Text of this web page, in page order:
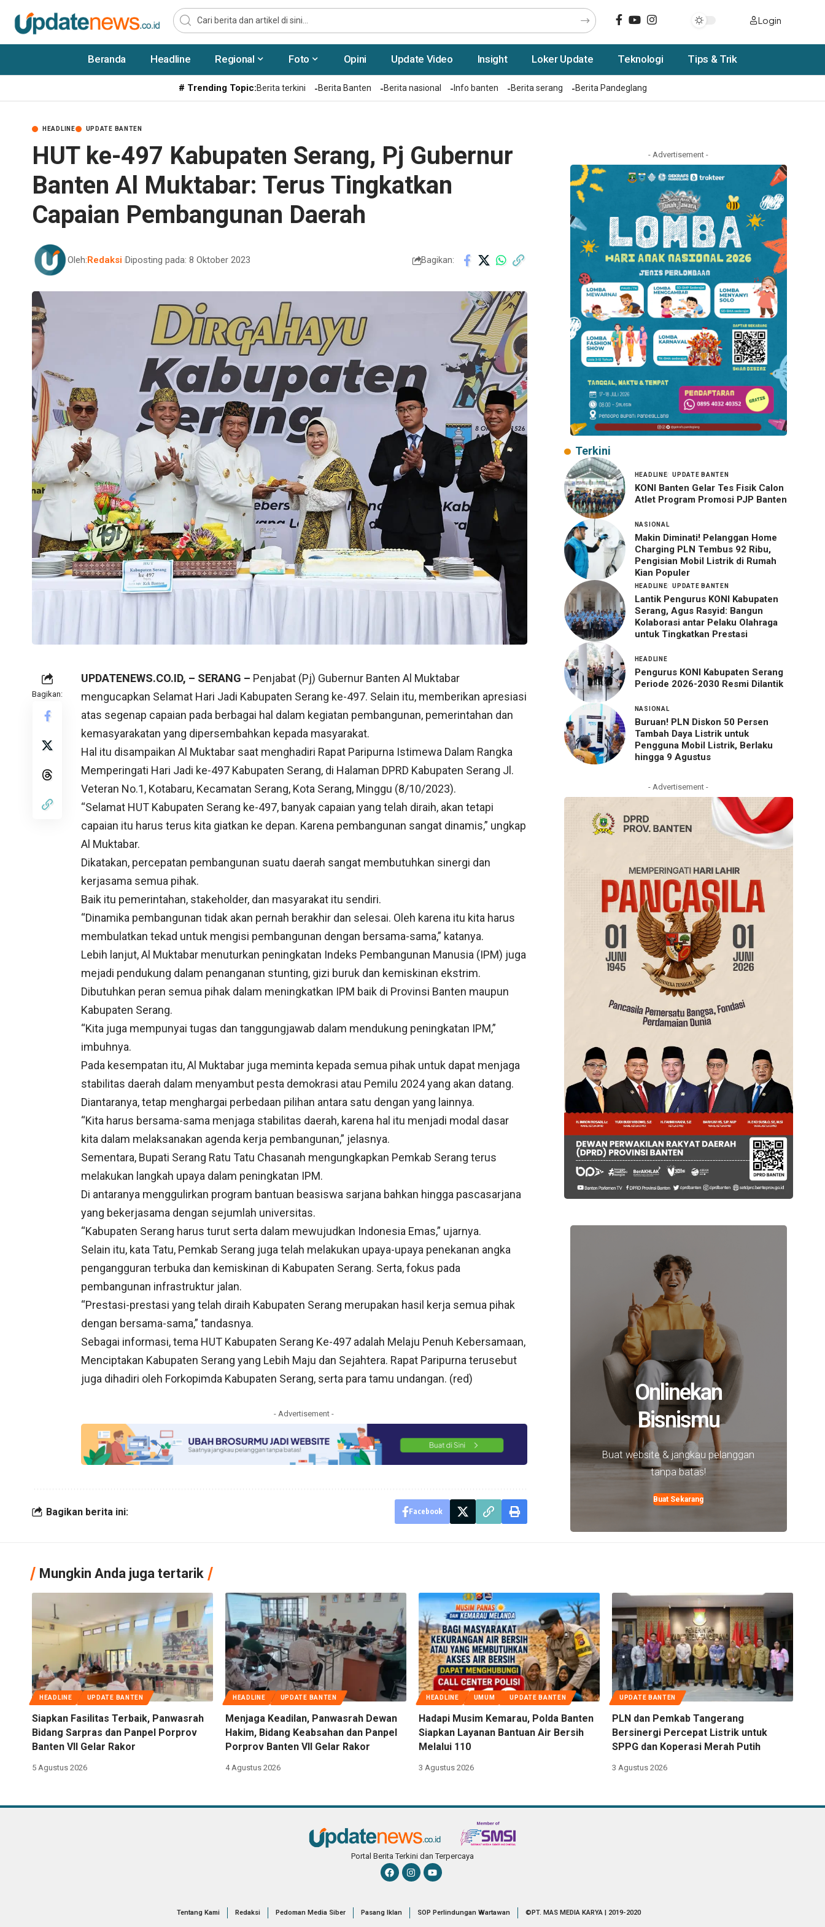
Login
Beranda Headline Regional Foto Opini Update Video Insight Loker Update Teknologi Tips & Trik
# Trending Topic:Berita terkini Berita Banten Berita nasional Info banten Berita serang Berita Pandeglang
HEADLINE UPDATE BANTEN
HUT ke-497 Kabupaten Serang, Pj Gubernur
Banten Al Muktabar: Terus Tingkatkan
Capaian Pembangunan Daerah
Oleh: Redaksi Diposting pada: 8 Oktober 2023 Bagikan:
Bagikan:
UPDATENEWS.CO.ID, – SERANG – Penjabat (Pj) Gubernur Banten Al Muktabar
mengucapkan Selamat Hari Jadi Kabupaten Serang ke-497. Selain itu, memberikan apresiasi
atas segenap capaian pada berbagai hal dalam kegiatan pembangunan, pemerintahan dan
kemasyarakatan yang dipersembahkan kepada masyarakat.
Hal itu disampaikan Al Muktabar saat menghadiri Rapat Paripurna Istimewa Dalam Rangka
Memperingati Hari Jadi ke-497 Kabupaten Serang, di Halaman DPRD Kabupaten Serang Jl.
Veteran No.1, Kotabaru, Kecamatan Serang, Kota Serang, Minggu (8/10/2023).
“Selamat HUT Kabupaten Serang ke-497, banyak capaian yang telah diraih, akan tetapi
capaian itu harus terus kita giatkan ke depan. Karena pembangunan sangat dinamis,” ungkap
Al Muktabar.
Dikatakan, percepatan pembangunan suatu daerah sangat membutuhkan sinergi dan
kerjasama semua pihak.
Baik itu pemerintahan, stakeholder, dan masyarakat itu sendiri.
“Dinamika pembangunan tidak akan pernah berakhir dan selesai. Oleh karena itu kita harus
membulatkan tekad untuk mengisi pembangunan dengan bersama-sama,” katanya.
Lebih lanjut, Al Muktabar menuturkan peningkatan Indeks Pembangunan Manusia (IPM) juga
mejadi pendukung dalam penanganan stunting, gizi buruk dan kemiskinan ekstrim.
Dibutuhkan peran semua pihak dalam meningkatkan IPM baik di Provinsi Banten maupun
Kabupaten Serang.
“Kita juga mempunyai tugas dan tanggungjawab dalam mendukung peningkatan IPM,”
imbuhnya.
Pada kesempatan itu, Al Muktabar juga meminta kepada semua pihak untuk dapat menjaga
stabilitas daerah dalam menyambut pesta demokrasi atau Pemilu 2024 yang akan datang.
Diantaranya, tetap menghargai perbedaan pilihan antara satu dengan yang lainnya.
“Kita harus bersama-sama menjaga stabilitas daerah, karena hal itu menjadi modal dasar
kita dalam melaksanakan agenda kerja pembangunan,” jelasnya.
Sementara, Bupati Serang Ratu Tatu Chasanah mengungkapkan Pemkab Serang terus
melakukan langkah upaya dalam peningkatan IPM.
Di antaranya menggulirkan program bantuan beasiswa sarjana bahkan hingga pascasarjana
yang bekerjasama dengan sejumlah universitas.
“Kabupaten Serang harus turut serta dalam mewujudkan Indonesia Emas,” ujarnya.
Selain itu, kata Tatu, Pemkab Serang juga telah melakukan upaya-upaya penekanan angka
pengangguran terbuka dan kemiskinan di Kabupaten Serang. Serta, fokus pada
pembangunan infrastruktur jalan.
“Prestasi-prestasi yang telah diraih Kabupaten Serang merupakan hasil kerja semua pihak
dengan bersama-sama,” tandasnya.
Sebagai informasi, tema HUT Kabupaten Serang Ke-497 adalah Melaju Penuh Kebersamaan,
Menciptakan Kabupaten Serang yang Lebih Maju dan Sejahtera. Rapat Paripurna terusebut
juga dihadiri oleh Forkopimda Kabupaten Serang, serta para tamu undangan. (red)
- Advertisement -
Bagikan berita ini: Facebook
- Advertisement -
Terkini
HEADLINE UPDATE BANTEN
KONI Banten Gelar Tes Fisik Calon
Atlet Program Promosi PJP Banten
NASIONAL
Makin Diminati! Pelanggan Home
Charging PLN Tembus 92 Ribu,
Pengisian Mobil Listrik di Rumah
Kian Populer
HEADLINE UPDATE BANTEN
Lantik Pengurus KONI Kabupaten
Serang, Agus Rasyid: Bangun
Kolaborasi antar Pelaku Olahraga
untuk Tingkatkan Prestasi
HEADLINE
Pengurus KONI Kabupaten Serang
Periode 2026-2030 Resmi Dilantik
NASIONAL
Buruan! PLN Diskon 50 Persen
Tambah Daya Listrik untuk
Pengguna Mobil Listrik, Berlaku
hingga 9 Agustus
- Advertisement -
Onlinekan
Bisnismu
Buat website & jangkau pelanggan
tanpa batas!
Buat Sekarang
Mungkin Anda juga tertarik
HEADLINE UPDATE BANTEN
Siapkan Fasilitas Terbaik, Panwasrah
Bidang Sarpras dan Panpel Porprov
Banten VII Gelar Rakor
5 Agustus 2026
HEADLINE UPDATE BANTEN
Menjaga Keadilan, Panwasrah Dewan
Hakim, Bidang Keabsahan dan Panpel
Porprov Banten VII Gelar Rakor
4 Agustus 2026
HEADLINE UMUM UPDATE BANTEN
Hadapi Musim Kemarau, Polda Banten
Siapkan Layanan Bantuan Air Bersih
Melalui 110
3 Agustus 2026
UPDATE BANTEN
PLN dan Pemkab Tangerang
Bersinergi Percepat Listrik untuk
SPPG dan Koperasi Merah Putih
3 Agustus 2026
Portal Berita Terkini dan Terpercaya
Tentang Kami Redaksi Pedoman Media Siber Pasang Iklan SOP Perlindungan Wartawan ©PT. MAS MEDIA KARYA | 2019-2020